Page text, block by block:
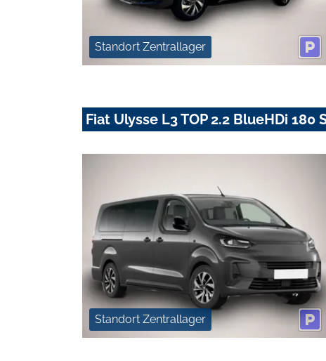
Standort Zentrallager
Fiat Ulysse L3 TOP 2.2 BlueHDi 180
Standort Zentrallager